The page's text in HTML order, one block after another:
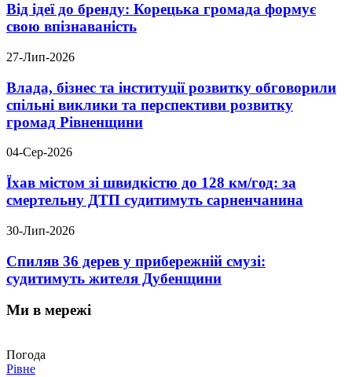
Від ідеї до бренду: Корецька громада формує
свою впізнаваність
27-Лип-2026
Влада, бізнес та інституції розвитку обговорили
спільні виклики та перспективи розвитку
громад Рівненщини
04-Сер-2026
Їхав містом зі швидкістю до 128 км/год: за
смертельну ДТП судитимуть сарненчанина
30-Лип-2026
Спиляв 36 дерев у прибережній смузі:
судитимуть жителя Дубенщини
Ми в мережі
Погода
Рівне